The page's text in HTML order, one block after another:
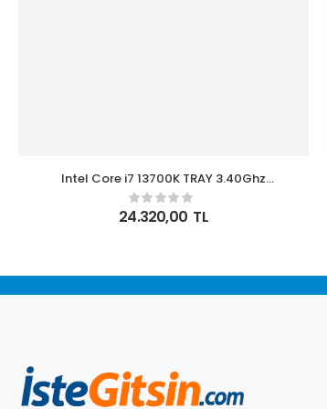
Intel Core i7 13700K TRAY 3.40Ghz
30Mb125W LGA1700 (Grafik Kart VAR, Fan
YOK) Kutusuz İşlemci
24.320,00 TL